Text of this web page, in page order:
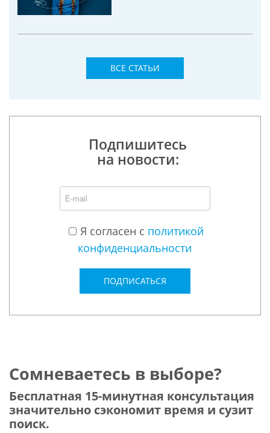
ВСЕ СТАТЬИ
Подпишитесь
на новости:
Я согласен с политикой
конфиденциальности
ПОДПИСАТЬСЯ
Сомневаетесь в выборе?
Бесплатная 15-минутная консультация
значительно сэкономит время и сузит
поиск.